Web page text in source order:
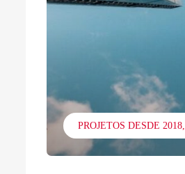
PROJETOS DESDE 2018